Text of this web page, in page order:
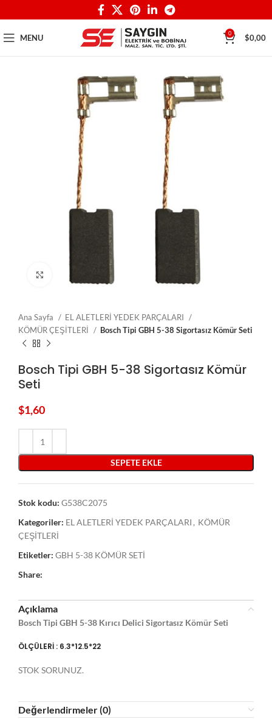
MENU 0 $0,00
Ana Sayfa
EL ALETLERİ YEDEK PARÇALARI
KÖMÜR ÇEŞİTLERİ
Bosch Tipi GBH 5-38 Sigortasız Kömür Seti
Bosch Tipi GBH 5-38 Sigortasız Kömür
Seti
$1,60
SEPETE EKLE
Stok kodu: G538C2075
Kategoriler: EL ALETLERİ YEDEK PARÇALARI , KÖMÜR
ÇEŞİTLERİ
Etiketler: GBH 5-38 KÖMÜR SETİ
Share:
Açıklama
Bosch Tipi GBH 5-38 Kırıcı Delici Sigortasız Kömür Seti
ÖLÇÜLERİ : 6.3*12.5*22
STOK SORUNUZ.
Değerlendirmeler (0)